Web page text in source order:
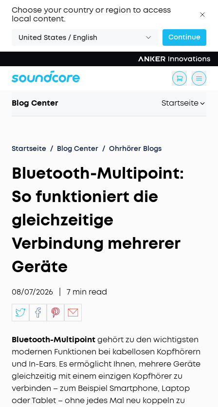
Choose your country or region to access
local content.
United States / English Continue
Blog Center Startseite
Startseite / Blog Center / Ohrhörer Blogs
Bluetooth-Multipoint:
So funktioniert die
gleichzeitige
Verbindung mehrerer
Geräte
08/07/2026 7 min read
Bluetooth-Multipointgehört zu den wichtigsten
modernen Funktionen bei kabellosen Kopfhörern
und In-Ears. Es ermöglicht Ihnen, mehrere Geräte
gleichzeitig mit einem einzigen Kopfhörer zu
verbinden – zum Beispiel Smartphone, Laptop
oder Tablet – ohne jedes Mal neu koppeln zu